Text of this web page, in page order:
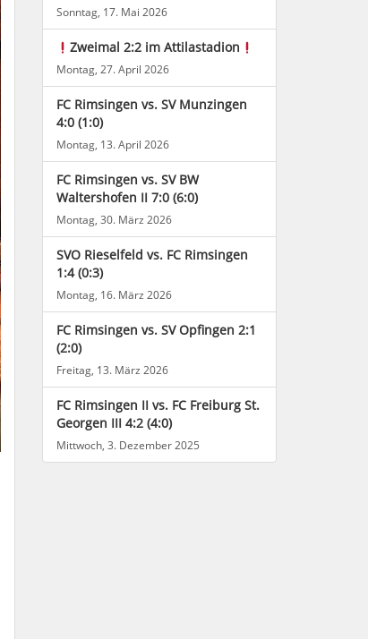
Sonntag, 17. Mai 2026
Zweimal 2:2 im Attilastadion
Montag, 27. April 2026
FC Rimsingen vs. SV Munzingen
4:0 (1:0)
Montag, 13. April 2026
FC Rimsingen vs. SV BW
Waltershofen II 7:0 (6:0)
Montag, 30. März 2026
SVO Rieselfeld vs. FC Rimsingen
1:4 (0:3)
Montag, 16. März 2026
FC Rimsingen vs. SV Opfingen 2:1
(2:0)
Freitag, 13. März 2026
FC Rimsingen II vs. FC Freiburg St.
Georgen III 4:2 (4:0)
Mittwoch, 3. Dezember 2025